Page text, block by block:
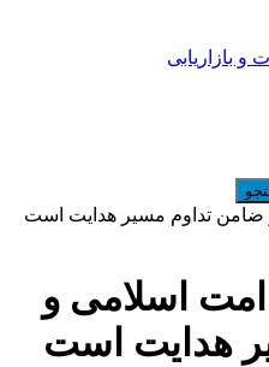
بازاریابی
امت اسلامی و
هدایت است